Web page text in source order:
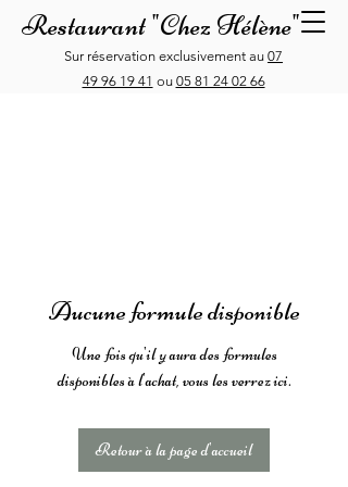
Restaurant "Chez Hélène"
Sur réservation exclusivement au 07
49 96 19 41 ou 05 81 24 02 66
Aucune formule disponible
Une fois qu'il y aura des formules
disponibles à l'achat, vous les verrez ici.
Retour à la page d'accueil